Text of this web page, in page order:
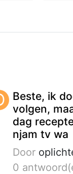
Beste, ik
volgen,
dag
njam tv wa
Door
0